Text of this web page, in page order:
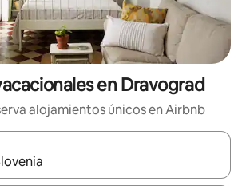
en Dravograd
alojamientos únicos en Airbnb
estén disponibles, navega con las